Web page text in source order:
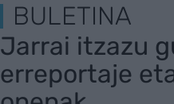
BULETINA
Jarrai itzazu
erreportaje